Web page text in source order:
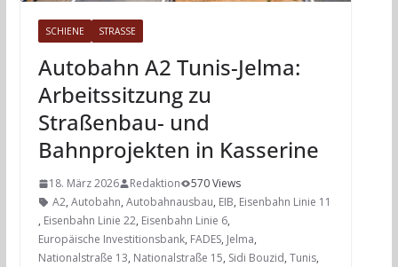
SCHIENE STRASSE
Autobahn A2 Tunis-Jelma:
Arbeitssitzung zu
Straßenbau- und
Bahnprojekten in Kasserine
18. März 2026 Redaktion
570 Views
A2, Autobahn, Autobahnausbau, EIB, Eisenbahn Linie 11
, Eisenbahn Linie 22, Eisenbahn Linie 6,
Europäische Investitionsbank, FADES, Jelma,
Nationalstraße 13, Nationalstraße 15, Sidi Bouzid, Tunis,